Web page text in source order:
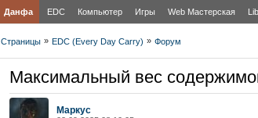
Данфа EDC Компьютер Игры Web Мастерская
Страницы » EDC (Every Day Carry) » Форум
Максимальный вес
Маркус